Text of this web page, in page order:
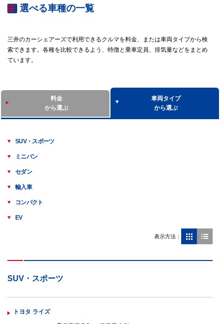
選べる車種の一覧
三井のカーシェアーズで利用できるクルマを料金、または車両タイプから検
索できます。各種を比較できるよう、特徴と乗車定員、排気量などをまとめ
ています。
料金
から選ぶ
車両タイプ
から選ぶ
SUV・スポーツ
ミニバン
セダン
輸入車
コンパクト
EV
表示方法：
SUV・スポーツ
トヨタ ライズ